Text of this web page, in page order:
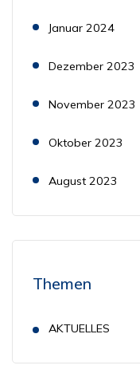
Januar 2024
Dezember 2023
November 2023
Oktober 2023
August 2023
Themen
AKTUELLES